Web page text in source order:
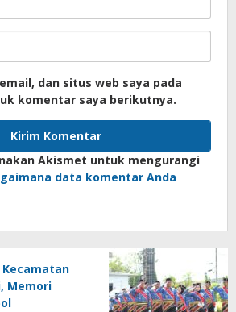
dan situs web saya pada
komentar saya berikutnya.
Akismet untuk mengurangi
data komentar Anda
Memori